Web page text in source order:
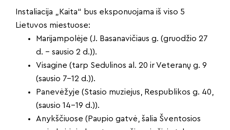
Instaliacija „Kaita“ bus eksponuojama iš viso 5
Lietuvos miestuose:
Marijampolėje (J. Basanavičiaus g. (gruodžio 27
d. – sausio 2 d.)).
Visagine (tarp Sedulinos al. 20 ir Veteranų g. 9
(sausio 7-12 d.)).
Panevėžyje (Stasio muziejus, Respublikos g. 40,
(sausio 14-19 d.)).
Anykščiuose (Paupio gatvė, šalia Šventosios